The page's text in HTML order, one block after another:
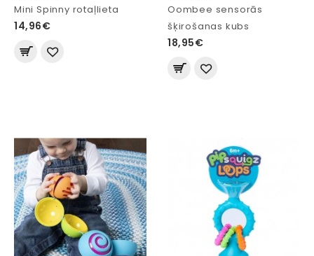
Mini Spinny rotaļlieta
14,96€
Oombee sensorās
šķirošanas kubs
18,95€